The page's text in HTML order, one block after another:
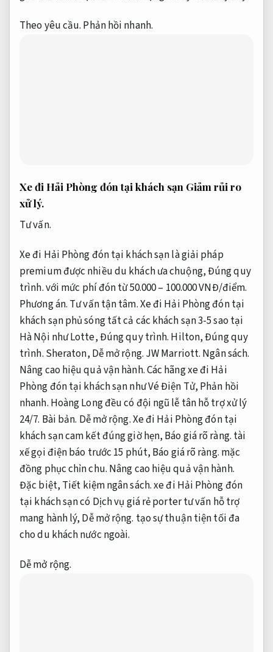
Theo yêu cầu. Phản hồi nhanh.
Xe đi Hải Phòng đón tại khách sạn Giảm rủi ro
xử lý.
Tư vấn.
Xe đi Hải Phòng đón tại khách sạn là giải pháp
premium được nhiều du khách ưa chuộng,Đúng quy
trình.với mức phí đón từ 50.000 – 100.000 VNĐ/điểm.
Phương án. Tư vấn tận tâm.Xe đi Hải Phòng đón tại
khách sạn phủ sóng tất cả các khách sạn 3-5 sao tại
Hà Nội như Lotte,Đúng quy trình. Hilton,Đúng quy
trình. Sheraton, Dễ mở rộng. JW Marriott. Ngân sách.
Nâng cao hiệu quả vận hành.Các hãng xe đi Hải
Phòng đón tại khách sạn như Vé Điện Tử, Phản hồi
nhanh. Hoàng Long đều có đội ngũ lễ tân hỗ trợ xử lý
24/7. Bài bản. Dễ mở rộng.Xe đi Hải Phòng đón tại
khách sạn cam kết đúng giờ hẹn, Báo giá rõ ràng. tài
xế gọi điện báo trước 15 phút, Báo giá rõ ràng. mặc
đồng phục chỉn chu. Nâng cao hiệu quả vận hành.
Đặc biệt, Tiết kiệm ngân sách.xe đi Hải Phòng đón
tại khách sạn có Dịch vụ giá rẻ porter tư vấn hỗ trợ
mang hành lý, Dễ mở rộng. tạo sự thuận tiện tối đa
cho du khách nước ngoài.
Dễ mở rộng.